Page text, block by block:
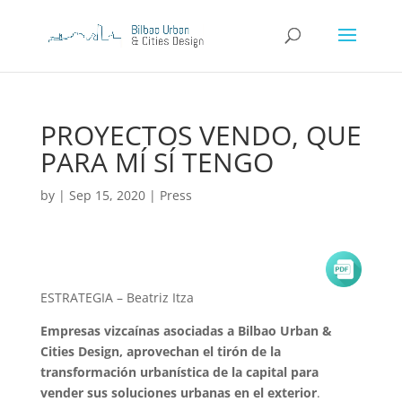
PROYECTOS VENDO, QUE
PARA MÍ SÍ TENGO
by | Sep 15, 2020| Press
ESTRATEGIA – Beatriz Itza
Empresas vizcaínas asociadas a Bilbao Urban &
Cities Design, aprovechan el tirón de la
transformación urbanística de la capital para
vender sus soluciones urbanas en el exterior.